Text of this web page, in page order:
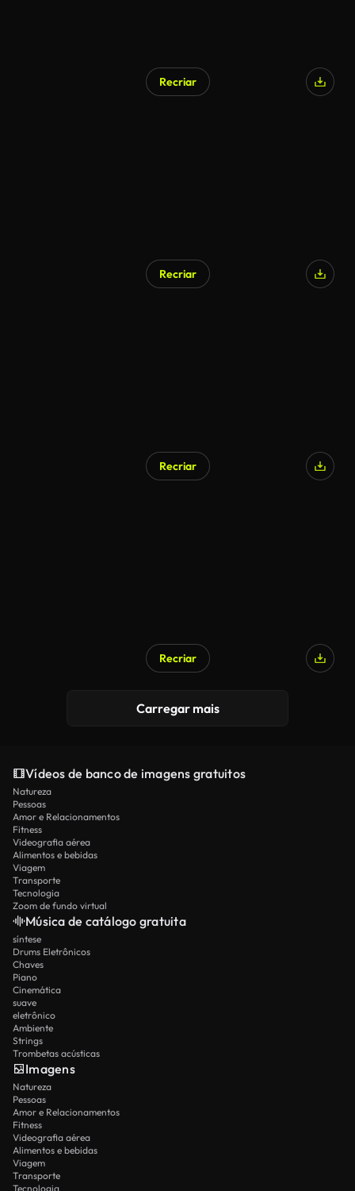
Recriar
Recriar
Recriar
Recriar
Carregar mais
Vídeos de banco de imagens gratuitos
Natureza
Pessoas
Amor e Relacionamentos
Fitness
Videografia aérea
Alimentos e bebidas
Viagem
Transporte
Tecnologia
Zoom de fundo virtual
Música de catálogo gratuita
síntese
Drums Eletrônicos
Chaves
Piano
Cinemática
suave
eletrônico
Ambiente
Strings
Trombetas acústicas
Imagens
Natureza
Pessoas
Amor e Relacionamentos
Fitness
Videografia aérea
Alimentos e bebidas
Viagem
Transporte
Tecnologia